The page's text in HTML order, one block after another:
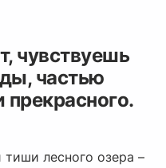
чувствуешь
частью
прекрасного.
лесного озера –